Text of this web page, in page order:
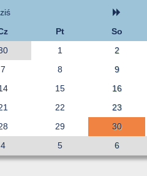
Pt So
1 2
7 8 9
15 16
22 23
29 30
4 5 6